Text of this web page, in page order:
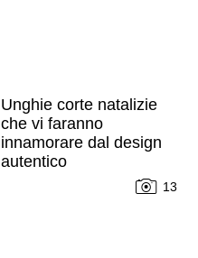
Unghie corte natalizie
che vi faranno
innamorare dal design
autentico
13